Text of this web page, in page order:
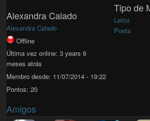
Alexandra Calado
Alexandra Calado
Offline
Última vez online: 3 years 6
meses atrás
Membro desde: 11/07/2014 - 19:22
Pontos: 20
Tipo de
Leitor
Poeta
Amigos